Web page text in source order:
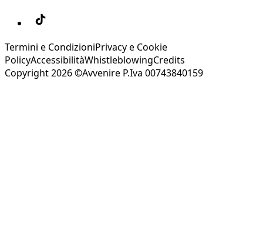
Termini e CondizioniPrivacy e Cookie
PolicyAccessibilitàWhistleblowingCredits
Copyright 2026 ©Avvenire P.Iva 00743840159